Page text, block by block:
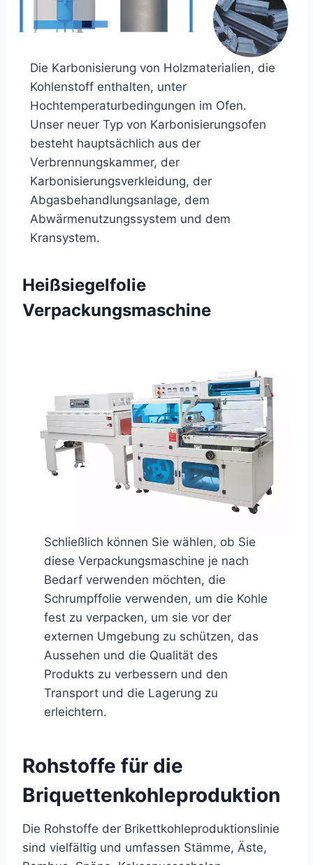
Die Karbonisierung von Holzmaterialien, die
Kohlenstoff enthalten, unter
Hochtemperaturbedingungen im Ofen.
Unser neuer Typ von Karbonisierungsofen
besteht hauptsächlich aus der
Verbrennungskammer, der
Karbonisierungsverkleidung, der
Abgasbehandlungsanlage, dem
Abwärmenutzungssystem und dem
Kransystem.
Heißsiegelfolie
Verpackungsmaschine
Schließlich können Sie wählen, ob Sie
diese Verpackungsmaschine je nach
Bedarf verwenden möchten, die
Schrumpffolie verwenden, um die Kohle
fest zu verpacken, um sie vor der
externen Umgebung zu schützen, das
Aussehen und die Qualität des
Produkts zu verbessern und den
Transport und die Lagerung zu
erleichtern.
Rohstoffe für die
Briquettenkohleproduktion
Die Rohstoffe der Brikettkohleproduktionslinie
sind vielfältig und umfassen Stämme, Äste,